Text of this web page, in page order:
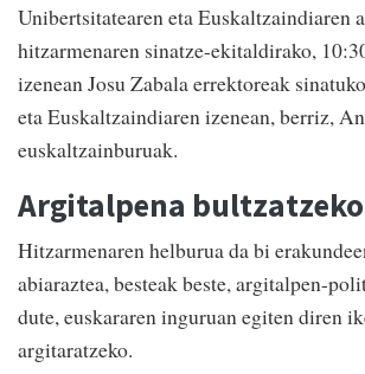
Unibertsitatearen eta Euskaltzaindiaren
hitzarmenaren sinatze-ekitaldirako,
izenean Josu Zabala errektoreak
eta Euskaltzaindiaren izenean, berriz,
euskaltzainburuak.
Argitalpena bultzatzeko
Hitzarmenaren helburua da bi
abiaraztea, besteak beste, argitalpen-
dute, euskararen inguruan egiten diren
argitaratzeko.